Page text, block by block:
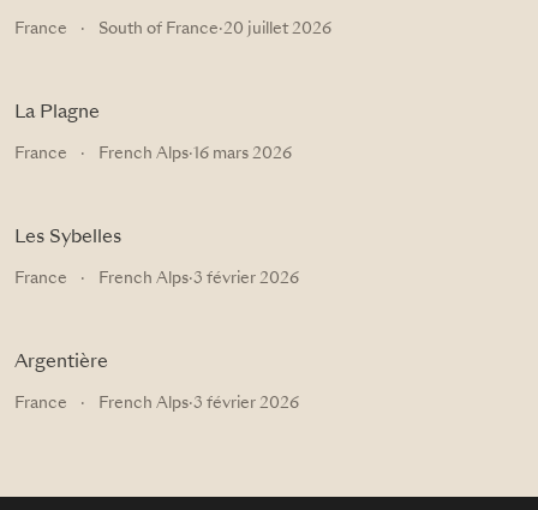
France · South of France·20 juillet 2026
La Plagne
France · French Alps· 16 mars 2026
Les Sybelles
France · French Alps·3 février 2026
Argentière
France · French Alps·3 février 2026